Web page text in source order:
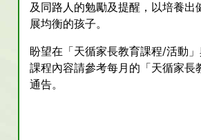
及同路人的勉勵及提醒，以培養出
展均衡的孩子。
盼望在「天循家長教育課程/活動
課程內容請參考每月的「天循家長
通告。